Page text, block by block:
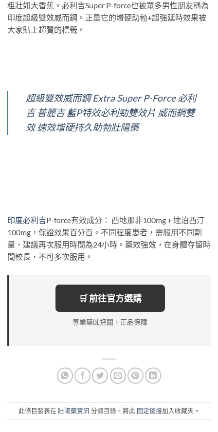
粗壯如大香蕉。必利吉Super P-force也被眾多男性朋友稱為
印度超級雙效威而鋼。正是它的增硬助勃+超強延時效果被
大家貼上超贊的標籤。
超級雙效威而鋼 Extra Super P-Force 必利
吉 普麗吉 藍P特效必利勁雙效片 威而鋼雙
效 速效增硬持久助勃壯陽藥
印度必利吉P-force有效成分： 西地那非100mg + 達泊西汀
100mg，保證效果百分百。不同程度患者，需服用不同劑
量，建議再次服用時間為24小時。藥效強效，在身體存留時
間較長，不可多次服用。
🛒 前往官方選購
專業藥師把關，正品保障
此條目發表在 壯陽藥資訊 分類目錄。將此 固定鏈接加入收藏夾。